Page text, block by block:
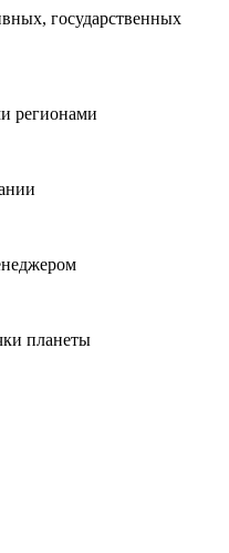
государственных
регионами
планеты